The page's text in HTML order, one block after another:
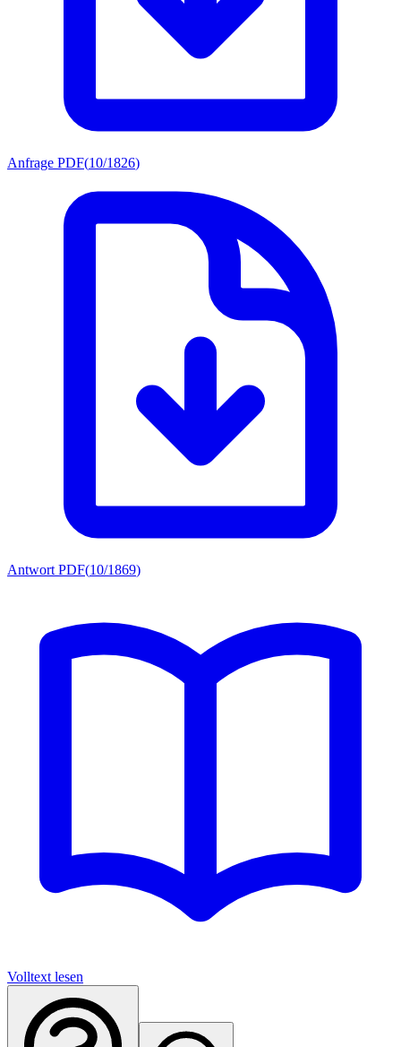
Anfrage PDF(10/1826)
Antwort PDF(10/1869)
Volltext lesen